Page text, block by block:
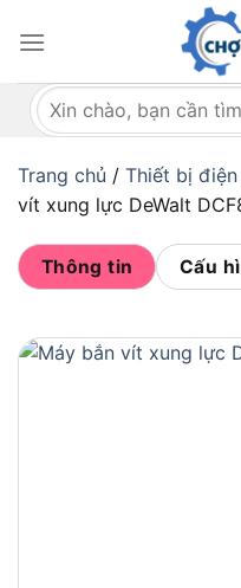
qua
dungTìm
kiếm:
Trang chủ / Thiết bị
vít xung lực DeWalt
Thông tin Cấu